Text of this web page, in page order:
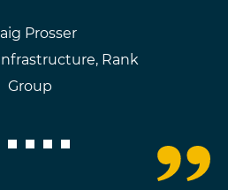
Prosser
Rank
Group
1 2 3 4